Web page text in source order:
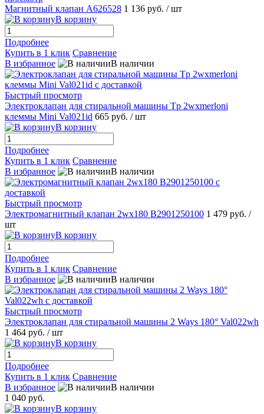
Магнитный клапан A626528 1 136 руб. / шт
В корзину
Подробнее
Купить в 1 клик Сравнение
В избранное
В наличии
Быстрый просмотр
Электроклапан для стиральной машины Tp 2wxmerloni
клеммы Mini Val021id 665 руб. / шт
В корзину
Подробнее
Купить в 1 клик Сравнение
В избранное
В наличии
Быстрый просмотр
Электромагнитный клапан 2wх180 B2901250100 1 479 руб. /
шт
В корзину
Подробнее
Купить в 1 клик Сравнение
В избранное
В наличии
Быстрый просмотр
Электроклапан для стиральной машины 2 Ways 180° Val022wh
1 464 руб. / шт
В корзину
Подробнее
Купить в 1 клик Сравнение
В избранное
В наличии
1 040 руб.
В корзину